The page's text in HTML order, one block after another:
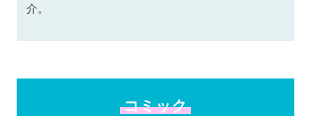
介。
コミック